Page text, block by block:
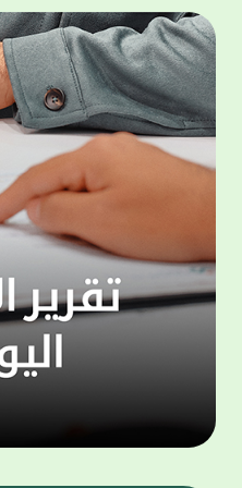
دينار. وتعتبر هذه الحملة
حساب "الحصاد" سارية
للعام الجاري، لتكون بمثابة
بالتزامن مع استئناف حملات
على الحسابات الاستثمارية
إشراف جهات تدقيق
لضمان أعلى مستويات
ويهتم بيت التمويل
"الحصاد"، والذي يعد من أبرز
التي يقدمها البنك نظرا لما
لافت وما حظي به من ثقة
ويمنح حساب "الحصاد" فرصاً
وتزيد هذه الفرص كلما زاد
احتفاظه برصيده، ليصبح
"مليونير بيت التمويل" أقرب
وبالنسبة لحساب "الرابح"